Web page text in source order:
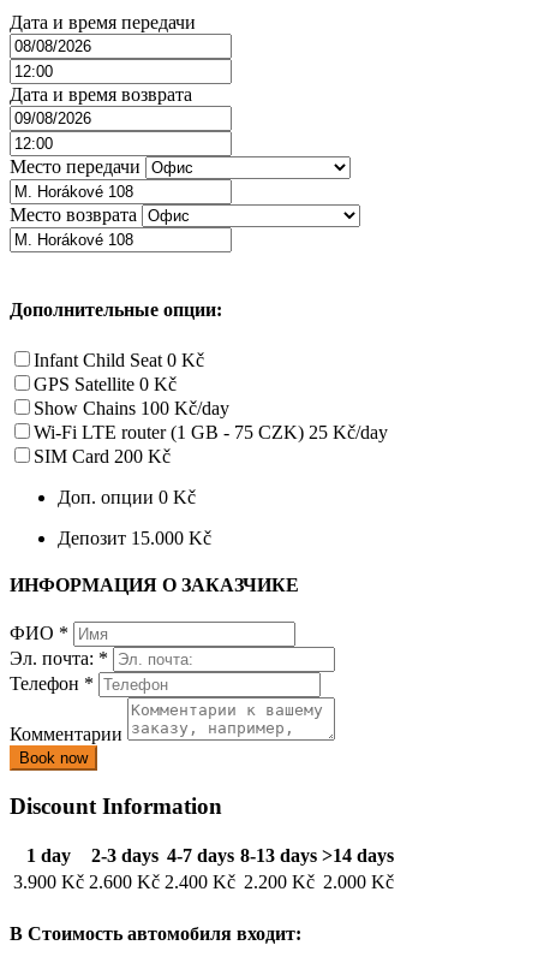
Дата и время передачи
Дата и время возврата
Место передачи
Место возврата
Дополнительные опции:
Infant Child Seat 0 Kč
GPS Satellite 0 Kč
Show Chains 100 Kč/day
Wi-Fi LTE router (1 GB - 75 CZK) 25 Kč/day
SIM Card 200 Kč
Доп. опции 0 Kč
Депозит 15.000 Kč
ИНФОРМАЦИЯ О ЗАКАЗЧИКЕ
ФИО *
Эл. почта: *
Телефон *
Комментарии
Discount Information
1 day 2-3 days 4-7 days 8-13 days >14 days
3.900 Kč 2.600 Kč 2.400 Kč 2.200 Kč 2.000 Kč
В Стоимость автомобиля входит: